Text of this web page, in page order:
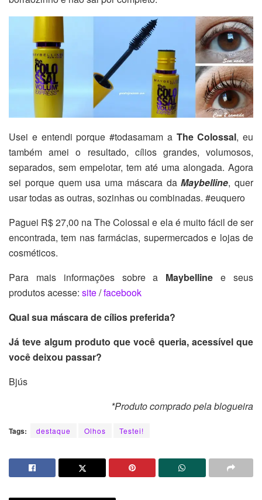
Usei e entendi porque #todasamam a The Colossal, eu
também amei o resultado, cílios grandes, volumosos,
separados, sem empelotar, tem até uma alongada. Agora
sei porque quem usa uma máscara daMaybelline, quer
usar todas as outras, sozinhas ou combinadas. #euquero
Paguei R$ 27,00 na The Colossal e ela é muito fácil de ser
encontrada, tem nas farmácias, supermercados e lojas de
cosméticos.
Para mais informações sobre a Maybelline e seus
produtos acesse: site/facebook
Qual sua máscara de cílios preferida?
Já teve algum produto que você queria, acessível que
você deixou passar?
Bjús
*Produto comprado pela blogueira
Tags: destaque Olhos Testei!